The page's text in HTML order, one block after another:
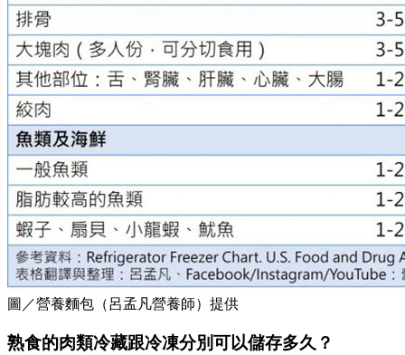
圖／營養麵包（呂孟凡營養師）提供
熟食的肉類冷藏跟冷凍分別可以儲存多久？